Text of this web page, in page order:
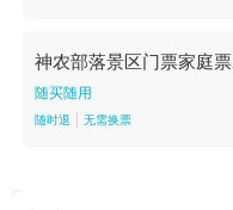
神农部落景区门票家庭
随买随用
随时退 无需换票